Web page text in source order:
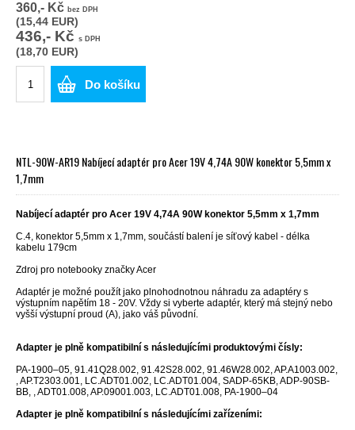
360,- Kč bez DPH
(15,44 EUR)
436,- Kč s DPH
(18,70 EUR)
Do košíku
NTL-90W-AR19 Nabíjecí adaptér pro Acer 19V 4,74A 90W konektor 5,5mm x
1,7mm
Nabíjecí adaptér pro Acer 19V 4,74A 90W konektor 5,5mm x 1,7mm
C.4, konektor 5,5mm x 1,7mm, součástí balení je síťový kabel - délka
kabelu 179cm
Zdroj pro notebooky značky Acer
Adaptér je možné použít jako plnohodnotnou náhradu za adaptéry s
výstupním napětím 18 - 20V. Vždy si vyberte adaptér, který má stejný nebo
vyšší výstupní proud (A), jako váš původní.
Adapter je plně kompatibilní s následujícími produktovými čísly:
PA-1900–05, 91.41Q28.002, 91.42S28.002, 91.46W28.002, AP.A1003.002,
, AP.T2303.001, LC.ADT01.002, LC.ADT01.004, SADP-65KB, ADP-90SB-
BB, , ADT01.008, AP.09001.003, LC.ADT01.008, PA-1900–04
Adapter je plně kompatibilní s následujícími zařízeními: